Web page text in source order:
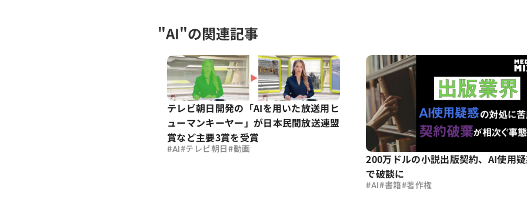
"AI"の関連記事
テレビ朝日開発の「AIを用いた放送用ヒ
ューマンキーヤー」が日本民間放送連盟
賞など主要3賞を受賞
#AI#テレビ朝日#動画
200万ドルの小説出版契約、AI使用
で破談に
#AI#書籍#著作権